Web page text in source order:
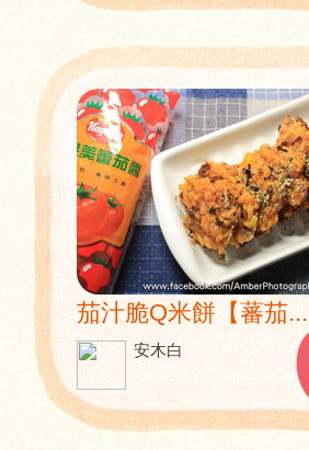
茄汁脆Q米餅【蕃茄...
安木白